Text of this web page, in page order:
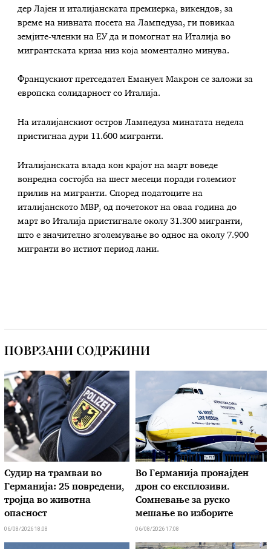
дер Лајен и италијанската премиерка, викендов, за
време на нивната посета на Лампедуза, ги повикаа
земјите-членки на ЕУ да и помогнат на Италија во
мигрантската криза низ која моментално минува.
Францускиот претседател Емануел Макрон се заложи за
европска солидарност со Италија.
На италијанскиот остров Лампедуза минатата недела
пристигнаа дури 11.600 мигранти.
Италијанската влада кон крајот на март воведе
вонредна состојба на шест месеци поради големиот
прилив на мигранти. Според податоците на
италијанското МВР, од почетокот на оваа година до
март во Италија пристигнале околу 31.300 мигранти,
што е значително зголемување во однос на околу 7.900
мигранти во истиот период лани.
ПОВРЗАНИ СОДРЖИНИ
Судир на трамваи во
Германија: 25 повредени,
тројца во животна
опасност
06/08/2026 18:08
Во Германија пронајден
дрон со експлозиви.
Сомневање за руско
мешање во изборите
06/08/2026 17:08